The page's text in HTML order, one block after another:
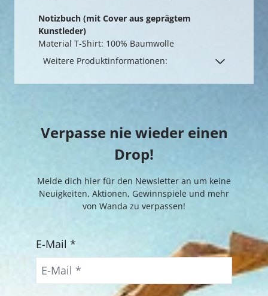
Notizbuch (mit Cover aus geprägtem
Kunstleder)
Material T-Shirt: 100% Baumwolle
Weitere Produktinformationen:
Verpasse nie wieder einen
Drop!
Melde dich hier für den Newsletter an um keine
Neuigkeiten, Aktionen, Gewinnspiele und mehr
von Wanda zu verpassen!
E-Mail *